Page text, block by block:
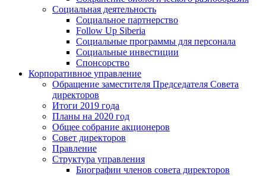
Социальная деятельность
Социальное партнерство
Follow Up Siberia
Социальные программы для персонала
Социальные инвестиции
Спонсорство
Корпоративное управление
Обращение заместителя Председателя Совета
директоров
Итоги 2019 года
Планы на 2020 год
Общее собрание акционеров
Совет директоров
Правление
Структура управления
Биографии членов совета директоров